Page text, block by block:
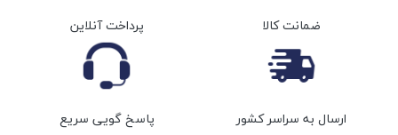
ضمانت کالا پرداخت آنلاین
ارسال به سراسر کشور پاسخ گویی سریع